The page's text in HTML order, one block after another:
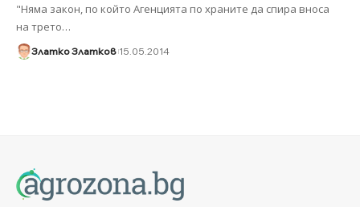
"Няма закон, по който Агенцията по храните да спира вноса
на трето…
Златко Златков 15.05.2014